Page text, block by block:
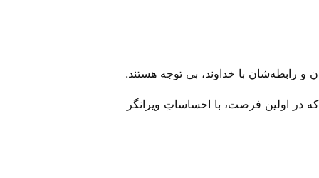
رابطه‌شان با خداوند، بی‌ توجه هستند.
در اولین فرصت، با احساساتِ ویرانگر